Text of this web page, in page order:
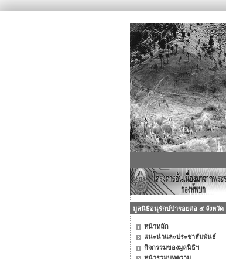
มูลนิธิอนุรักษ์ป่ารอยต่อ ๕ จังหวัด
หน้าหลัก
แนะนำและประชาสัมพันธ์
กิจกรรมของมูลนิธิฯ